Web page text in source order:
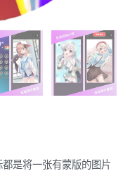
是将一张有蒙版的图片